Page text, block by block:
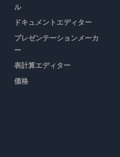
ル
ドキュメントエディター
プレゼンテーションメーカ
ー
表計算エディター
価格